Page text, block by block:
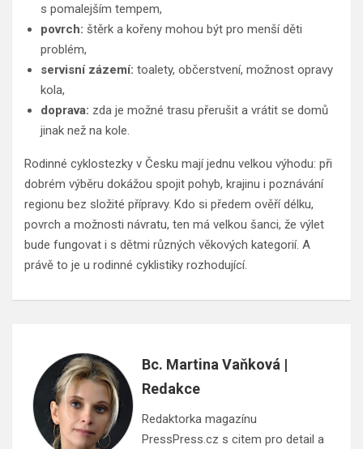
s pomalejším tempem,
povrch: štěrk a kořeny mohou být pro menší děti
problém,
servisní zázemí: toalety, občerstvení, možnost opravy
kola,
doprava: zda je možné trasu přerušit a vrátit se domů
jinak než na kole.
Rodinné cyklostezky v Česku mají jednu velkou výhodu: při
dobrém výběru dokážou spojit pohyb, krajinu i poznávání
regionu bez složité přípravy. Kdo si předem ověří délku,
povrch a možnosti návratu, ten má velkou šanci, že výlet
bude fungovat i s dětmi různých věkových kategorií. A
právě to je u rodinné cyklistiky rozhodující.
Bc. Martina Vaňková |
Redakce
Redaktorka magazínu
PressPress.cz s citem pro detail a